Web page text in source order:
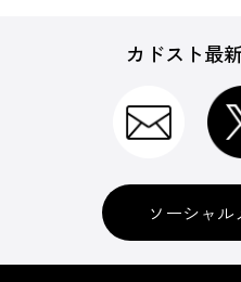
カドスト最
ソーシャ